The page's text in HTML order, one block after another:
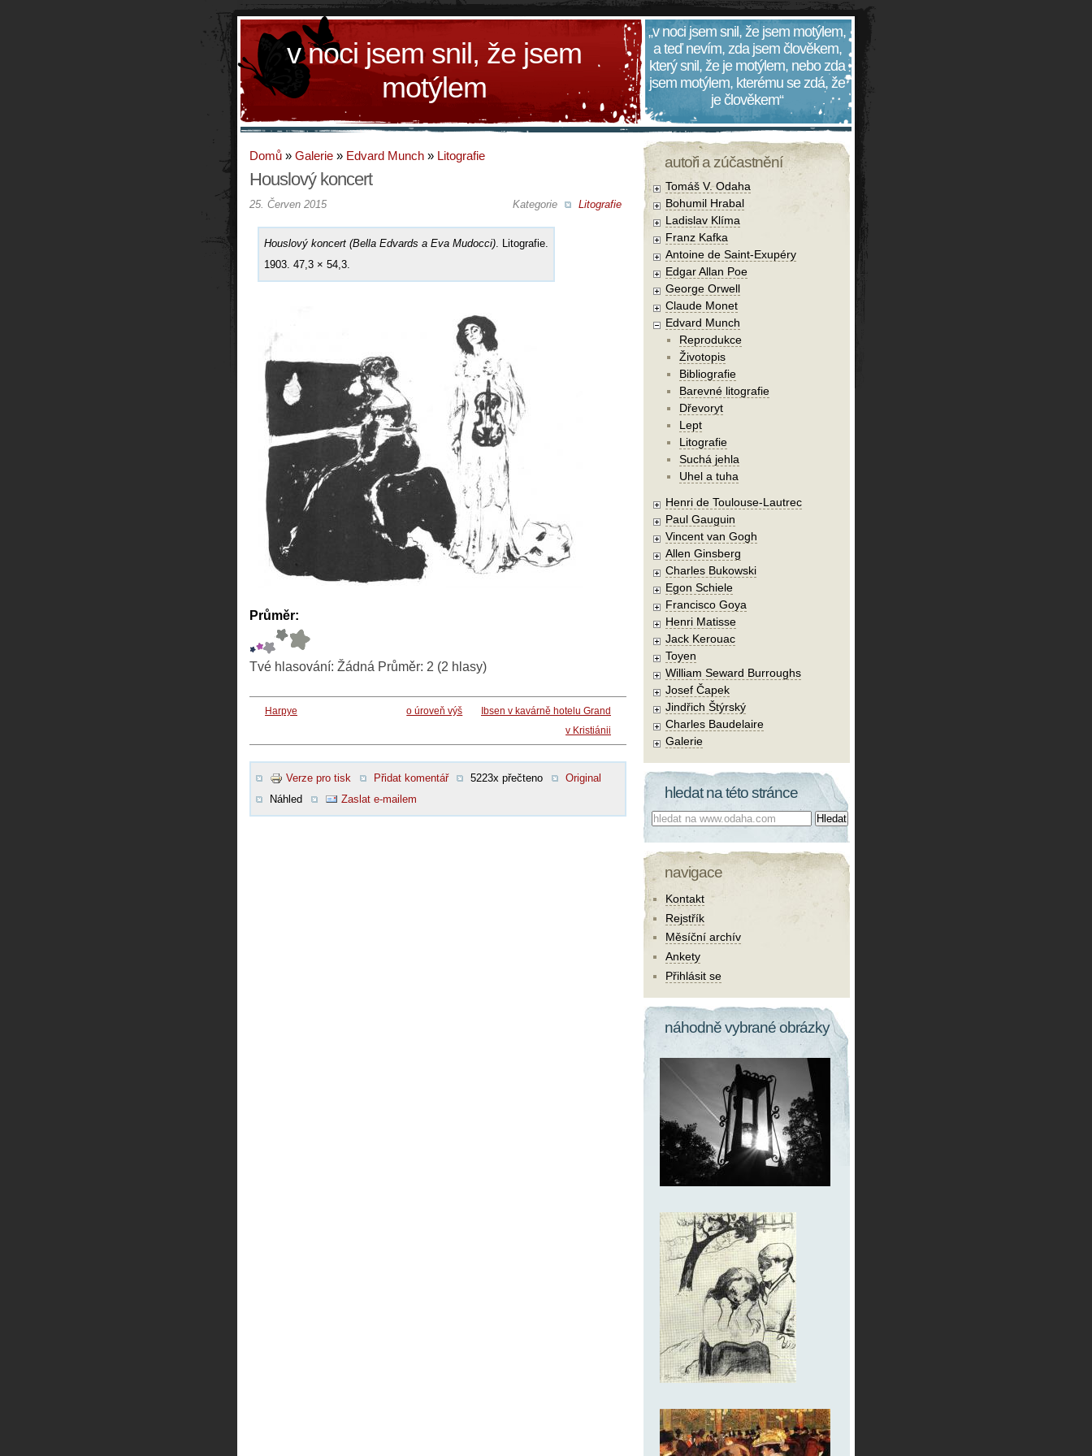
v noci jsem snil, že jsem
motýlem
„v noci jsem snil, že jsem motýlem,
a teď nevím, zda jsem člověkem,
který snil, že je motýlem, nebo zda
jsem motýlem, kterému se zdá, že
je člověkem“
Domů » Galerie » Edvard Munch » Litografie
Houslový koncert
Kategorie Litografie
25. Červen 2015
Houslový koncert (Bella Edvards a Eva Mudocci) . Litografie.
1903. 47,3 × 54,3.
Průměr:
Tvé hlasování: Žádná Průměr: 2 (2 hlasy)
Harpye o úroveň výš
Ibsen v kavárně hotelu Grand
v Kristiánii
Verze pro tisk Přidat komentář 5223x přečteno
Original
Náhled
Zaslat e-mailem
autoři a zúčastnění
Tomáš V. Odaha
Bohumil Hrabal
Ladislav Klíma
Franz Kafka
Antoine de Saint-Exupéry
Edgar Allan Poe
George Orwell
Claude Monet
Edvard Munch
Reprodukce
Životopis
Bibliografie
Barevné litografie
Dřevoryt
Lept
Litografie
Suchá jehla
Uhel a tuha
Henri de Toulouse-Lautrec
Paul Gauguin
Vincent van Gogh
Allen Ginsberg
Charles Bukowski
Egon Schiele
Francisco Goya
Henri Matisse
Jack Kerouac
Toyen
William Seward Burroughs
Josef Čapek
Jindřich Štýrský
Charles Baudelaire
Galerie
hledat na této stránce
Co hledat:
navigace
Kontakt
Rejstřík
Měsíční archív
Ankety
Přihlásit se
náhodně vybrané obrázky